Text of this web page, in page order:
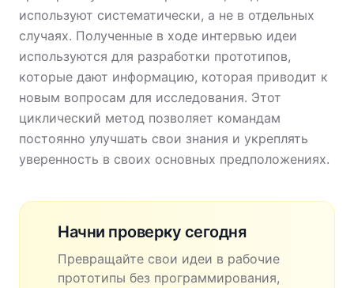
используют систематически, а не в отдельных
случаях. Полученные в ходе интервью идеи
используются для разработки прототипов,
которые дают информацию, которая приводит к
новым вопросам для исследования. Этот
циклический метод позволяет командам
постоянно улучшать свои знания и укреплять
уверенность в своих основных предположениях.
Начни проверку сегодня
Превращайте свои идеи в рабочие
прототипы без программирования,